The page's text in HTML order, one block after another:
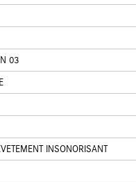
03
INSONORISANT